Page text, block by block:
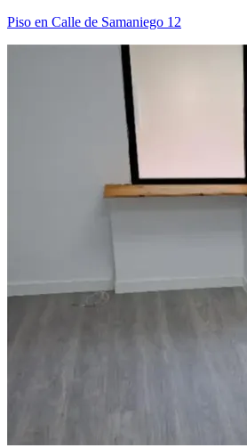
Piso en Calle de Samaniego 12